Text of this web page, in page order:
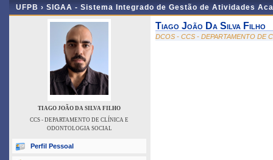
UFPB › SIGAA - Sistema Integrado de Gestão de Atividades
TIAGO JOÃO DA SILVA FILHO
CCS - DEPARTAMENTO DE CLÍNICA E
ODONTOLOGIA SOCIAL
Perfil Pessoal
Tiago João Da Silva Filho
DCOS - CCS - DEPARTAMENTO DE